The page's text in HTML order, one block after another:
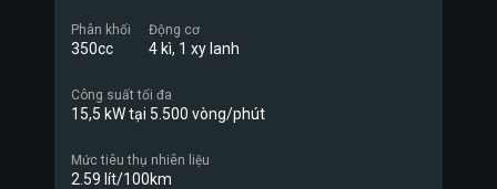
Phân khối
350cc
Động cơ
4 kì, 1 xy lanh
Công suất tối đa
15,5 kW tại 5.500 vòng/phút
Mức tiêu thụ nhiên liệu
2.59 lít/100km